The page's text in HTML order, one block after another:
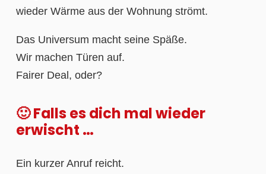
wieder Wärme aus der Wohnung strömt.
Das Universum macht seine Späße.
Wir machen Türen auf.
Fairer Deal, oder?
🙂 Falls es dich mal wieder
erwischt …
Ein kurzer Anruf reicht.